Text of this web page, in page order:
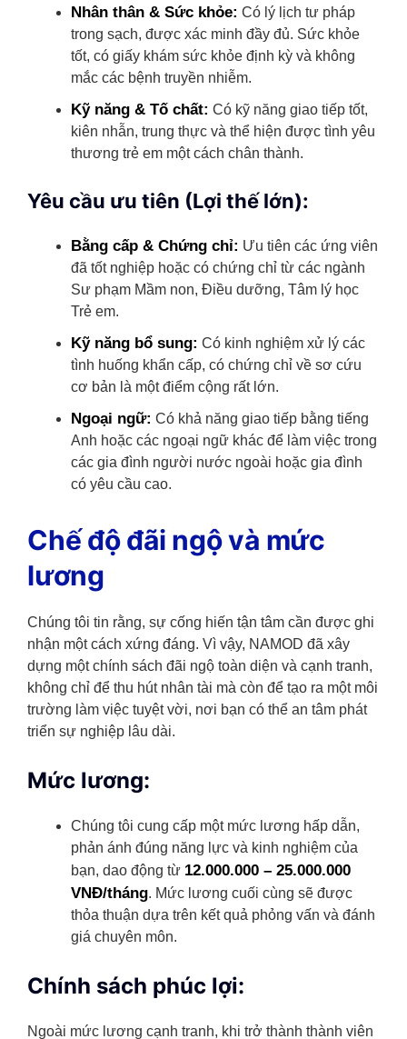
Nhân thân & Sức khỏe: Có lý lịch tư pháp
trong sạch, được xác minh đầy đủ. Sức khỏe
tốt, có giấy khám sức khỏe định kỳ và không
mắc các bệnh truyền nhiễm.
Kỹ năng & Tố chất: Có kỹ năng giao tiếp tốt,
kiên nhẫn, trung thực và thể hiện được tình yêu
thương trẻ em một cách chân thành.
Yêu cầu ưu tiên (Lợi thế lớn):
Bằng cấp & Chứng chỉ: Ưu tiên các ứng viên
đã tốt nghiệp hoặc có chứng chỉ từ các ngành
Sư phạm Mầm non, Điều dưỡng, Tâm lý học
Trẻ em.
Kỹ năng bổ sung: Có kinh nghiệm xử lý các
tình huống khẩn cấp, có chứng chỉ về sơ cứu
cơ bản là một điểm cộng rất lớn.
Ngoại ngữ: Có khả năng giao tiếp bằng tiếng
Anh hoặc các ngoại ngữ khác để làm việc trong
các gia đình người nước ngoài hoặc gia đình
có yêu cầu cao.
Chế độ đãi ngộ và mức
lương
Chúng tôi tin rằng, sự cống hiến tận tâm cần được ghi
nhận một cách xứng đáng. Vì vậy, NAMOD đã xây
dựng một chính sách đãi ngộ toàn diện và cạnh tranh,
không chỉ để thu hút nhân tài mà còn để tạo ra một môi
trường làm việc tuyệt vời, nơi bạn có thể an tâm phát
triển sự nghiệp lâu dài.
Mức lương:
Chúng tôi cung cấp một mức lương hấp dẫn,
phản ánh đúng năng lực và kinh nghiệm của
bạn, dao động từ 12.000.000 – 25.000.000
VNĐ/tháng. Mức lương cuối cùng sẽ được
thỏa thuận dựa trên kết quả phỏng vấn và đánh
giá chuyên môn.
Chính sách phúc lợi:
Ngoài mức lương cạnh tranh, khi trở thành thành viên